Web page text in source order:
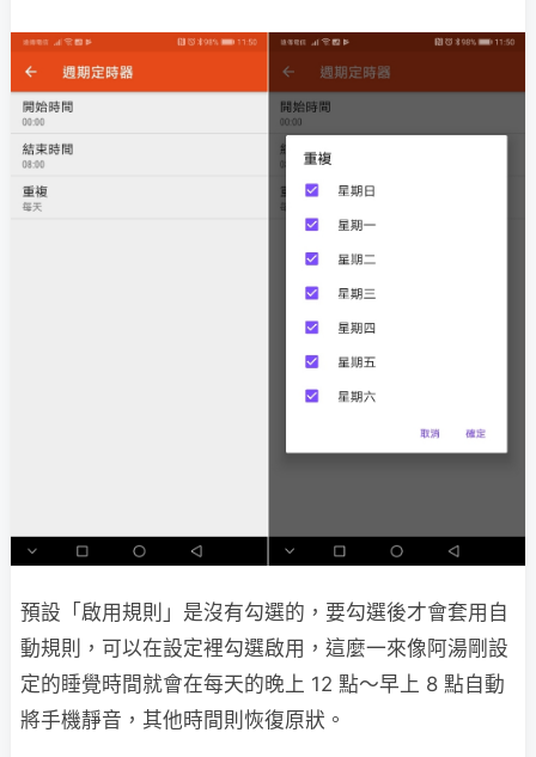
預設「啟用規則」是沒有勾選的，要勾選後才會套用自
動規則，可以在設定裡勾選啟用，這麼一來像阿湯剛設
定的睡覺時間就會在每天的晚上 12 點～早上 8 點自動
將手機靜音，其他時間則恢復原狀。